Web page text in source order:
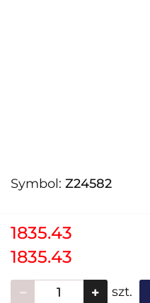
Symbol: Z24582
1835.43
1835.43
szt.